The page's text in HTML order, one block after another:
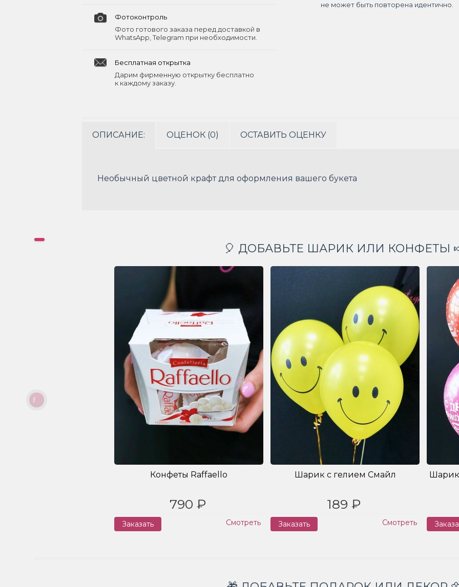
Фотоконтроль
Фото готового заказа перед доставкой в
WhatsApp, Telegram при необходимости.
Бесплатная открытка
Дарим фирменную открытку бесплатно
к каждому заказу.
не может быть повторена идентично.
ОПИСАНИЕ: ОЦЕНОК (0) ОСТАВИТЬ ОЦЕНКУ
Необычный цветной крафт для оформления вашего букета
🎈 ДОБАВЬТЕ ШАРИК ИЛИ КОНФЕТЫ
Конфеты Raffaello
790 ₽
Заказать Смотреть
Шарик с гелием Смайл
189 ₽
Заказать Смотреть